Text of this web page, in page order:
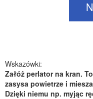
Wskazówki:
Załóż perlator na kran.
zasysa powietrze i
Dzięki niemu np. myjąc